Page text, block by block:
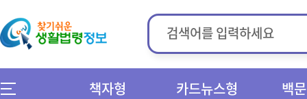
책자형 카드뉴스형 백